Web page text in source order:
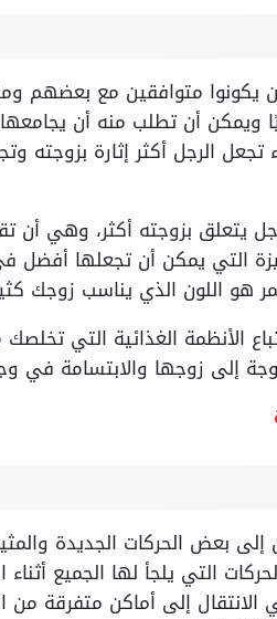
يكونوا متوافقين مع بعضهم
ويمكن أن تطلب منه أن
تجعل الرجل أكثر إثارة
يتعلق بزوجته أكثر، وهي أن
التي يمكن أن تجعلها أفضل
هو اللون الذي يناسب زوجك
الأنظمة الغذائية التي
إلى زوجها والابتسامة
إلى بعض الحركات الجديدة
التي يلجأ لها الجميع أثناء
الانتقال إلى أماكن متفرقة